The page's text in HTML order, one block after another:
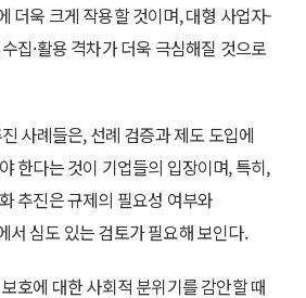
더욱 크게 작용할 것이며, 대형 사업자-
집·활용 격차가 더욱 극심해질 것으로
사례들은, 선례 검증과 제도 도입에
한다는 것이 기업들의 입장이며, 특히,
추진은 규제의 필요성 여부와
서 심도 있는 검토가 필요해 보인다.
호에 대한 사회적 분위기를 감안할 때